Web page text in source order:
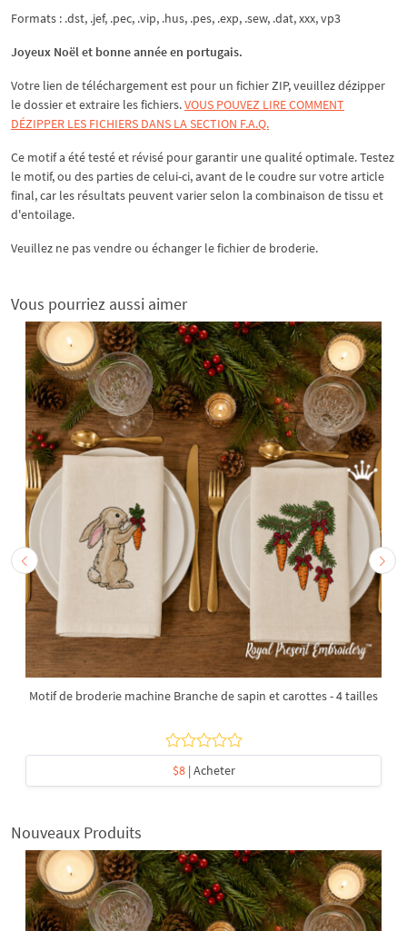
Formats : .dst, .jef, .pec, .vip, .hus, .pes, .exp, .sew, .dat, xxx, vp3
Joyeux Noël et bonne année en portugais.
Votre lien de téléchargement est pour un fichier ZIP, veuillez dézipper
le dossier et extraire les fichiers.VOUS POUVEZ LIRE COMMENT
DÉZIPPER LES FICHIERS DANS LA SECTION F.A.Q.
Ce motif a été testé et révisé pour garantir une qualité optimale. Testez
le motif, ou des parties de celui-ci, avant de le coudre sur votre article
final, car les résultats peuvent varier selon la combinaison de tissu et
d'entoilage.
Veuillez ne pas vendre ou échanger le fichier de broderie.
Vous pourriez aussi aimer
Motif de broderie machine Branche de sapin et carottes - 4 tailles
$8| Acheter
Nouveaux Produits